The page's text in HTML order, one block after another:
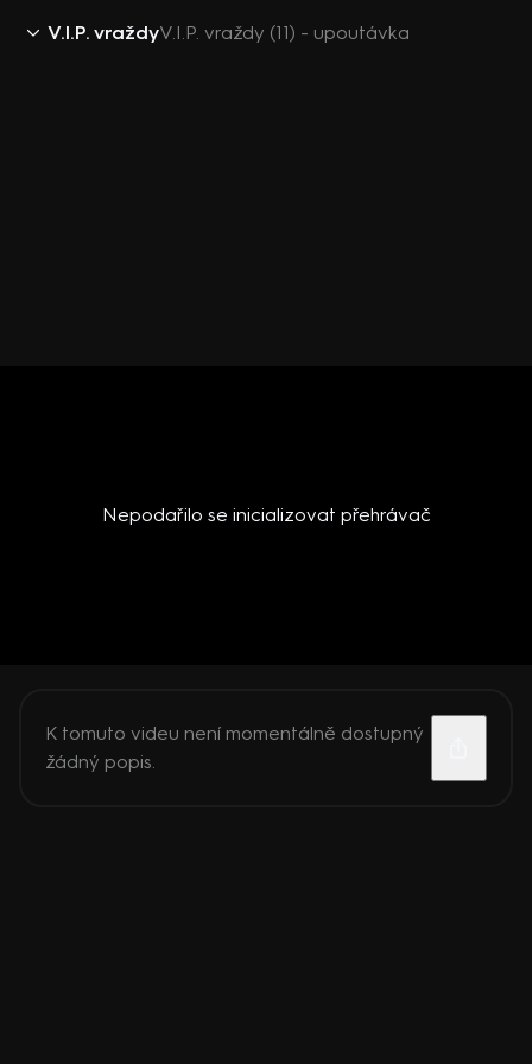
V.I.P. vraždyV.I.P. vraždy (11) - upoutávka
Nepodařilo se inicializovat přehrávač
K tomuto videu není momentálně dostupný
žádný popis.